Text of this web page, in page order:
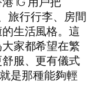
旅行行李、房間
生活風格。這
家都希望在繁
服、更有儀式
是那種能夠輕